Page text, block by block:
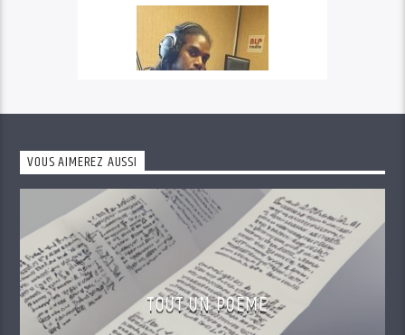
VOUS AIMEREZ AUSSI
TOUT UN POÈME